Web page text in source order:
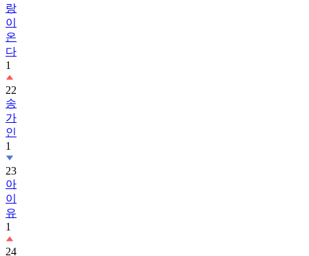
랑
이
온
다
1
22
송
가
인
1
23
아
이
유
1
24